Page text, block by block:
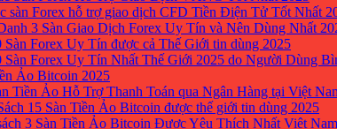
sàn Forex hỗ trợ giao dịch CFD Tiền Điện Tử Tốt Nhất
3 Sàn Giao Dịch Forex Uy Tín và Nên Dùng Nhất
Sàn Forex Uy Tín được cả Thế Giới tin dùng 2025
Sàn Forex Uy Tín Nhất Thế Giới 2025 do Người Dùng
Ảo Bitcoin 2025
Tiền Ảo Hỗ Trợ Thanh Toán qua Ngân Hàng tại Việt
15 Sàn Tiền Ảo Bitcoin được thế giới tin dùng 2025
3 Sàn Tiền Ảo Bitcoin Được Yêu Thích Nhất Việt